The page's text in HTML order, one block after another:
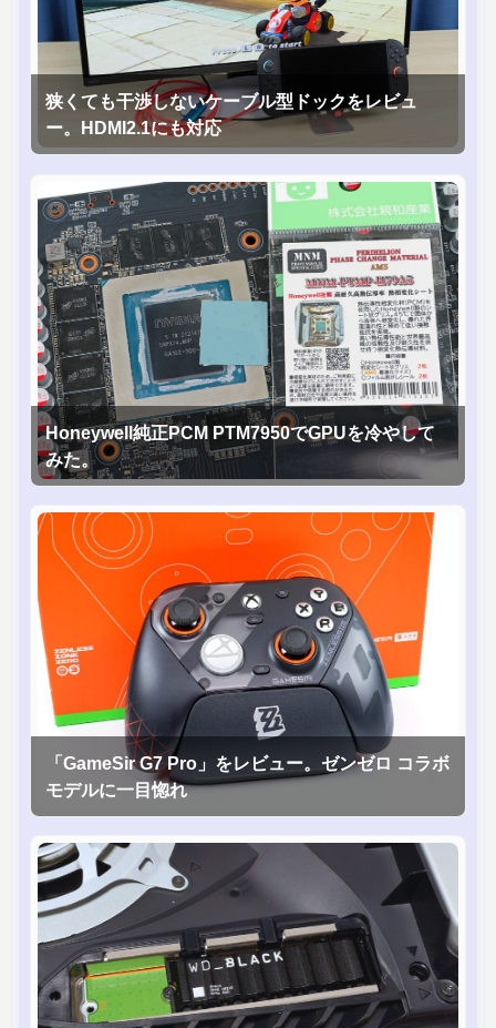
狭くても干渉しないケーブル型ドックをレビュ
ー。HDMI2.1にも対応
Honeywell純正PCM PTM7950でGPUを冷やして
みた。
「GameSir G7 Pro」をレビュー。ゼンゼロ コラボ
モデルに一目惚れ